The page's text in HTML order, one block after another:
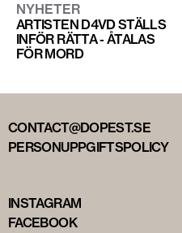
NYHETER
ARTISTEN D4VD STÄLLS
INFÖR RÄTTA - ÅTALAS
FÖR MORD
CONTACT@DOPEST.SE
PERSONUPPGIFTSPOLICY
INSTAGRAM
FACEBOOK